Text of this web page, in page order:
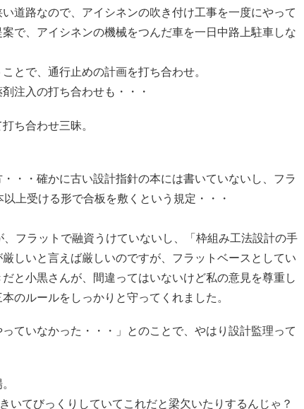
道路なので、アイシネンの吹き付け工事を一度にやって
で、アイシネンの機械をつんだ車を一日中路上駐車しな
とで、通行止めの計画を打ち合わせ。
注入の打ち合わせも・・・
ち合わせ三昧。
・・確かに古い設計指針の本には書いていないし、フラ
上受ける形で合板を敷くという規定・・・
フラットで融資うけていないし、「枠組み工法設計の手
しいと言えば厳しいのですが、フラットベースとしてい
と小黒さんが、間違ってはいないけど私の意見を尊重し
のルールをしっかりと守ってくれました。
ていなかった・・・」とのことで、やはり設計監理って
いてびっくりしていてこれだと梁欠いたりするんじゃ？